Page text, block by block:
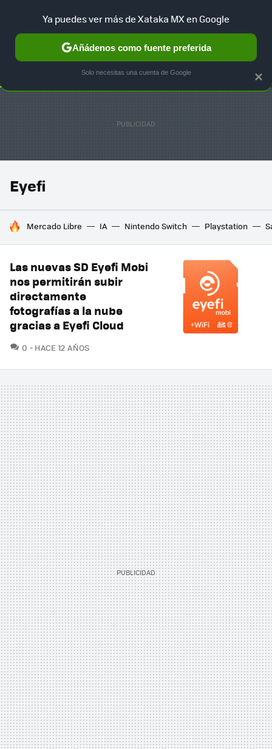
SELECCIÓN GAMING HOME AUTO TERRITORIO
Eyefi
HOY SE HABLA DE
Mercado Libre IA Nintendo Switch Playstation
Las nuevas SD Eyefi Mobi
nos permitirán subir
directamente
fotografías a la nube
gracias a Eyefi Cloud
0 COMENTARIOS
HACE 12 AÑOS
×
Ya puedes ver más de Xataka MX en Google
Añádenos como fuente preferida
Solo necesitas una cuenta de Google